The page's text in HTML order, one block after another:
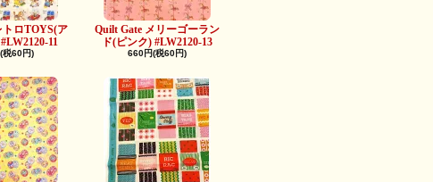
トロTOYS(ア
11
税60円)
Quilt Gate メリーゴーラン
ド(ピンク) #LW2120-13
660円(税60円)